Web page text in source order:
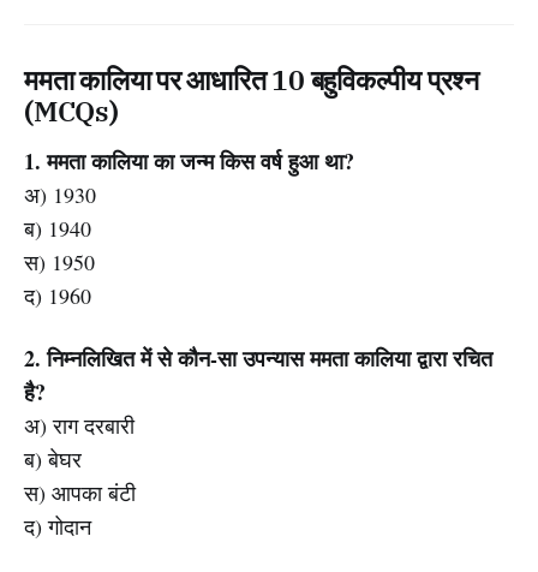
ममता कालिया पर आधारित 10 बहुविकल्पीय प्रश्न
(MCQs)
1. ममता कालिया का जन्म किस वर्ष हुआ था?
अ) 1930
ब) 1940
स) 1950
द) 1960
2. निम्नलिखित में से कौन-सा उपन्यास ममता कालिया द्वारा रचित
है?
अ) राग दरबारी
ब) बेघर
स) आपका बंटी
द) गोदान